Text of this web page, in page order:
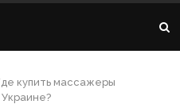
купить массажеры